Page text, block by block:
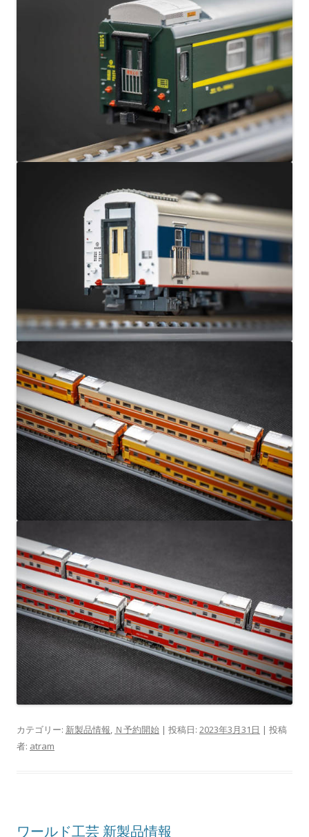
カテゴリー: 新製品情報, Ｎ予約開始 | 投稿日: 2023年3月31日 | 投稿
者: atram
ワールド工芸 新製品情報